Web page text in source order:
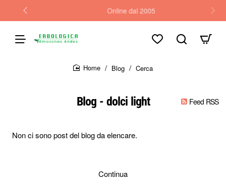
Online dal 2005
Blog - dolci light Feed RSS
Blog Cerca
Non ci sono post del blog da elencare.
Continua